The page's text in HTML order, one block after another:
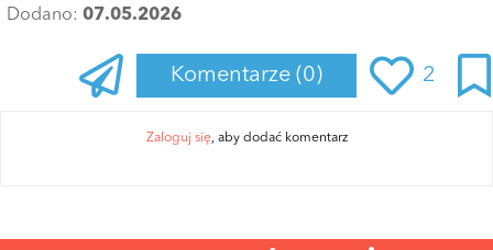
Dodano: 07.05.2026
Komentarze (0) 2
Zaloguj się, aby dodać komentarz